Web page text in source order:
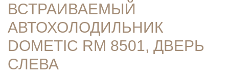
ВСТРАИВАЕМЫЙ
АВТОХОЛОДИЛЬНИК
DOMETIC RM 8501, ДВЕРЬ
СЛЕВА